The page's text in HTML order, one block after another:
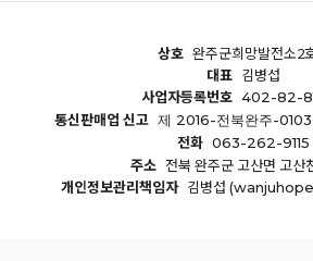
상호 완주군희망발전소2
대표 김병섭
사업자등록번호 402-82-
통신판매업 신고 제 2016-전북완주-
전화 063-262-9115
주소 전북 완주군 고산면 고산
개인정보관리책임자 김병섭